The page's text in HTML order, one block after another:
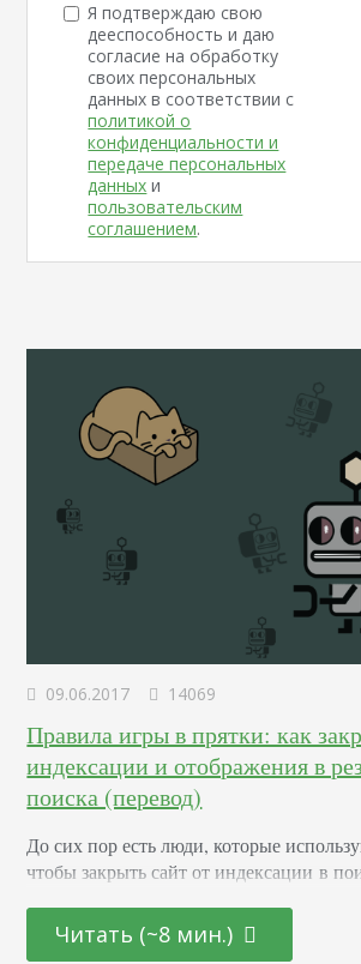
Я подтверждаю свою
дееспособность и даю
согласие на обработку
своих персональных
данных в соответствии с
политикой о
конфиденциальности и
передаче персональных
данных и
пользовательским
соглашением.
09.06.2017 14069
Правила игры в прятки: как
индексации и отображения в
поиска (перевод)
До сих пор есть люди, которые
чтобы закрыть сайт от индексации в
файла robots.txt для этих целей
сделать, чтобы страница или домен не
Читать (~8 мин.)